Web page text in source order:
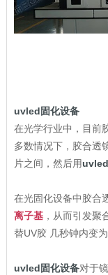
uvled固化设备
在光学行业中，目前
多数情况下，胶合透
片之间，然后用
在光固化设备中胶合
离子基，从而引发聚
替UV胶 几秒钟内变
uvled固化设备对于